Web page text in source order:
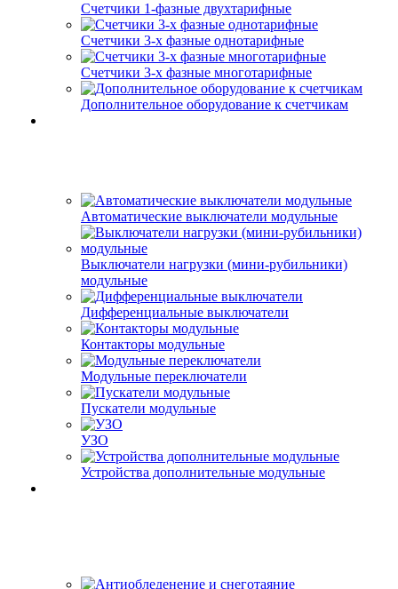
Счетчики 1-фазные двухтарифные
Счетчики 3-х фазные однотарифные
Счетчики 3-х фазные многотарифные
Дополнительное оборудование к счетчикам
Автоматические выключатели модульные
Выключатели нагрузки (мини-рубильники)
модульные
Дифференциальные выключатели
Контакторы модульные
Модульные переключатели
Пускатели модульные
УЗО
Устройства дополнительные модульные